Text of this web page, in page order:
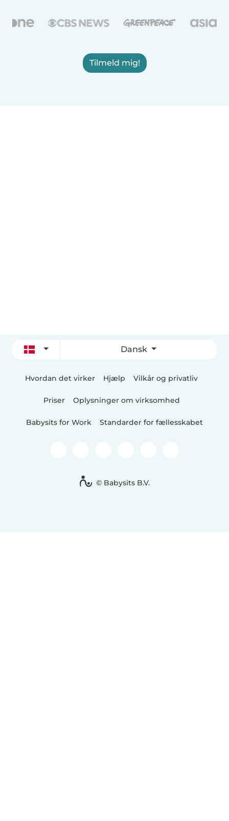
Tilmeld mig!
Dansk
Hvordan det virker Hjælp Vilkår og privatliv
Priser Oplysninger om virksomhed
Babysits for Work Standarder for fællesskabet
© Babysits B.V.